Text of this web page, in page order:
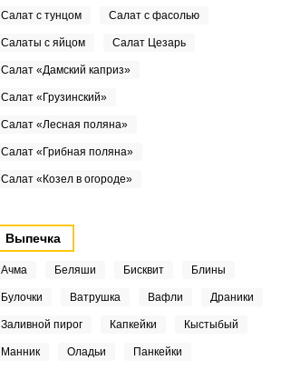
Салат с тунцом Салат с фасолью
Салаты с яйцом Салат Цезарь
Салат «Дамский каприз»
Салат «Грузинский»
Салат «Лесная поляна»
Салат «Грибная поляна»
Салат «Козел в огороде»
Выпечка
Ачма Беляши Бисквит Блины
Булочки Ватрушка Вафли Драники
Заливной пирог Капкейки Кыстыбый
Манник Оладьи Панкейки